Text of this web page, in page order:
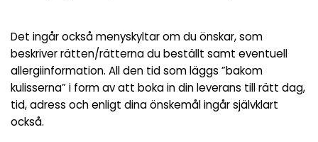
Det ingår också menyskyltar om du önskar, som
beskriver rätten/rätterna du beställt samt eventuell
allergiinformation. All den tid som läggs ”bakom
kulisserna” i form av att boka in din leverans till rätt dag,
tid, adress och enligt dina önskemål ingår självklart
också.